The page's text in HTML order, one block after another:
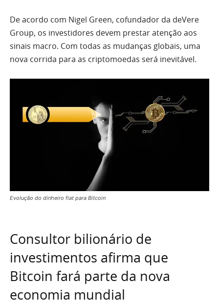
De acordo com Nigel Green, cofundador da deVere
Group, os investidores devem prestar atenção aos
sinais macro. Com todas as mudanças globais, uma
nova corrida para as criptomoedas será inevitável.
Evolução do dinheiro fiat para Bitcoin
Consultor bilionário de
investimentos afirma que
Bitcoin fará parte da nova
economia mundial